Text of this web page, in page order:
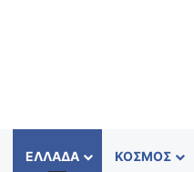
ΕΛΛΆΔΑ ΚΌΣΜΟΣ